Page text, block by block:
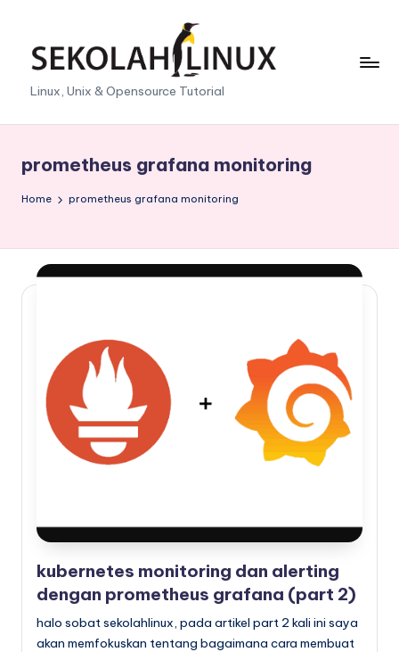
S
e
l
h
Linux, Unix & Opensource Tutorial
prometheus grafana monitoring
Home prometheus grafana monitoring
kubernetes monitoring dan alerting
dengan prometheus grafana (part 2)
halo sobat sekolahlinux, pada artikel part 2 kali ini saya
akan memfokuskan tentang bagaimana cara membuat